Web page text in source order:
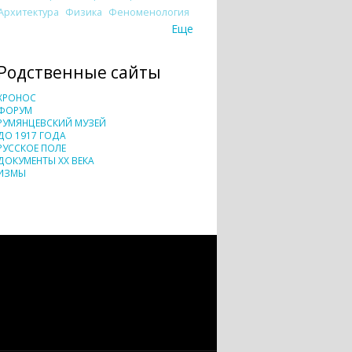
Физика Феноменология
Еще
сайты
МУЗЕЙ
1917 ГОДА
ПОЛЕ
XX ВЕКА